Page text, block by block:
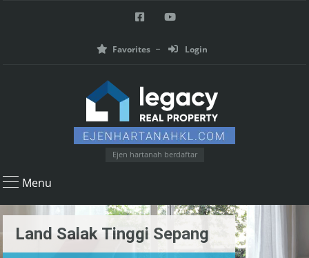
Favorites Login
Ejen hartanah berdaftar
Menu
Land Salak Tinggi Sepang